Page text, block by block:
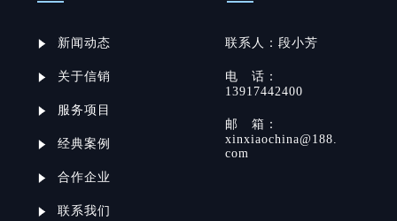
新闻动态
关于信销
服务项目
经典案例
合作企业
联系我们
联系 人： 段小芳
电
话：
13917442400
邮
箱：
xinxiaochina@188.
com